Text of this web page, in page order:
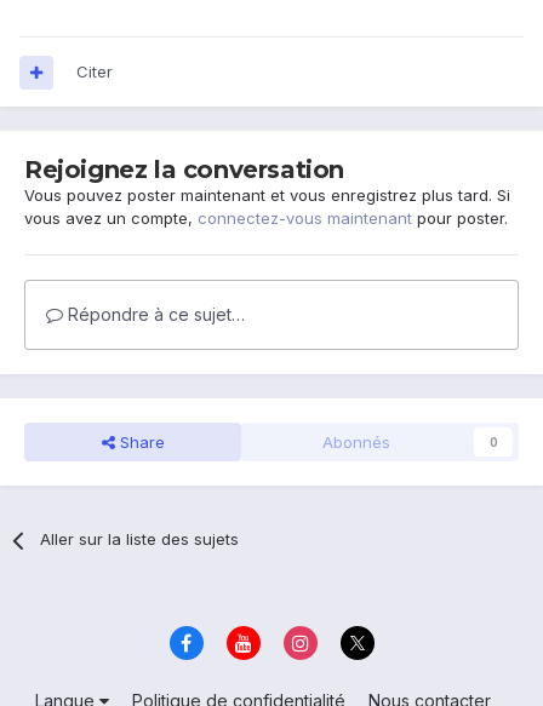
Citer
Rejoignez la conversation
Vous pouvez poster maintenant et vous enregistrez plus tard. Si
vous avez un compte, connectez-vous maintenant pour poster.
Répondre à ce sujet…
Share Abonnés 0
Aller sur la liste des sujets
Langue Politique de confidentialité Nous contacter